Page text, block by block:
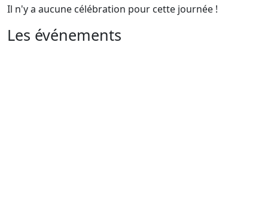
Il n'y a aucune célébration pour cette journée !
Les événements